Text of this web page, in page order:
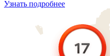
Узнать подробнее